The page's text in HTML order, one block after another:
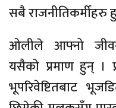
सबै राजनीतिकर्मीहरु
ओलीले आफ्नो
यसैको प्रमाण हुन् ।
भूपरिवेष्टितबाट